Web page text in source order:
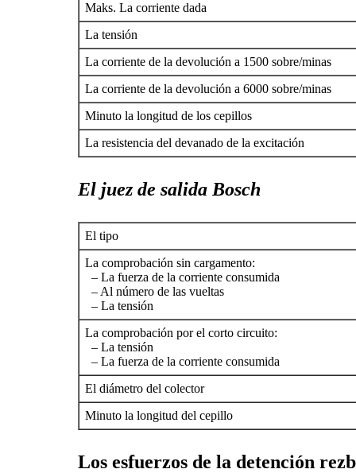
Maks. La corriente dada
La tensión
La corriente de la devolución a 1500 sobre/minas
La corriente de la devolución a 6000 sobre/minas
Minuto la longitud de los cepillos
La resistencia del devanado de la excitación
El juez de salida Bosch
El tipo
La comprobación sin cargamento:
– La fuerza de la corriente consumida
– Al número de las vueltas
– La tensión
La comprobación por el corto circuito:
– La tensión
– La fuerza de la corriente consumida
El diámetro del colector
Minuto la longitud del cepillo
Los esfuerzos de la detención